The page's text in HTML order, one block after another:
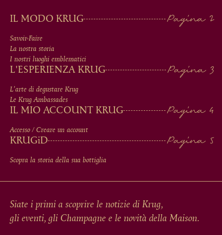
MAIN
MEN
IN
FOOTER
IL MODO KRUG
Savoir-Faire
La nostra storia
I nostri luoghi emblematici
L'ESPERIENZA KRUG
L'arte di degustare Krug
Le Krug Ambassades
IL MIO ACCOUNT KRUG
Accesso / Creare un account
KRUGiD
Scopra la storia della sua bottiglia
Siate i primi a scoprire le notizie di Krug,
gli eventi, gli Champagne e le novità della Maison.